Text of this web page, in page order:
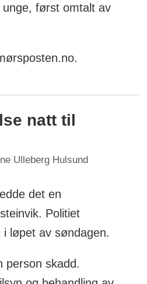
unge, først omtalt av
natt til
Ulleberg Hulsund
det en
Politiet
løpet av søndagen.
person skadd.